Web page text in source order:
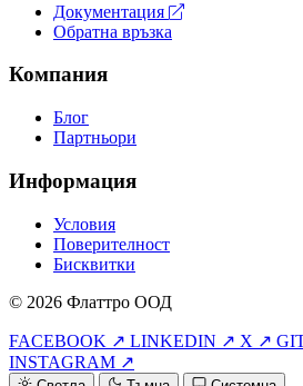
Документация
Обратна връзка
Компания
Блог
Партньори
Информация
Условия
Поверителност
Бисквитки
© 2026 Флаттро ООД
FACEBOOK ↗ LINKEDIN ↗ X ↗
INSTAGRAM ↗